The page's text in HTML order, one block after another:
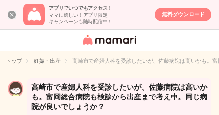
アプリでいつでもアクセス！
ママに嬉しい！アプリ限定
キャンペーンも随時配信中！
無料ダウンロード
女性専用匿名QA
イト
トップ 妊娠・出産 高崎市で産婦人科を受診したいが、佐藤病院は高いかも。
高崎市で産婦人科を受診したいが、佐藤病院は高いか
も。富岡総合病院も検診から出産まで考え中。同じ病
院が良いでしょうか？